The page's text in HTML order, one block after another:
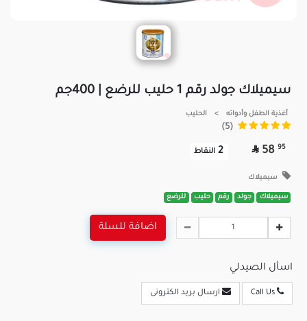
سيميلاك جولد رقم 1 حليب للرضع | 400جم
أغذية الطفل وأدواته > الحليب
(5)
95
58

2 النقاط
سيميلاك
سيميلاك جولد رقم حليب للرضع
اضافة للسلة
اسأل الصيدلي
ارسال بريد الكترونى